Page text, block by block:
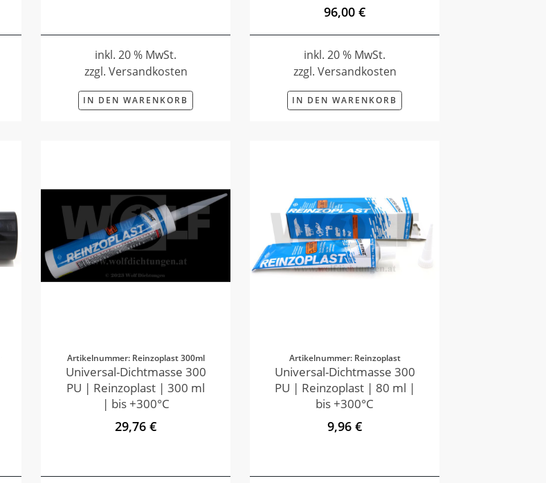
inkl. 20 % MwSt.
zzgl. Versandkosten
IN DEN WARENKORB
96,00 €
inkl. 20 % MwSt.
zzgl. Versandkosten
IN DEN WARENKORB
Artikelnummer: Reinzoplast 300ml
Universal-Dichtmasse 300
PU | Reinzoplast | 300 ml
| bis +300°C
29,76 €
Artikelnummer: Reinzoplast
Universal-Dichtmasse 300
PU | Reinzoplast | 80 ml |
bis +300°C
9,96 €